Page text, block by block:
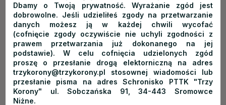
Przejeżdżając Velo Dunajec nie można przejść obojętnie
także obokCzerwonego Klasztoruznajdującego się na
terenie Słowacji. To jedna z najsłynniejszych budowli
sakralnych Pienin, której wyjątkową ozdobą jest piękny
gotycki Kościół Św. Antoniego z końca XIV wieku. Warto
zwiedzić także Pawilon Wystawowy Pienińskiego Parku
Narodowego, Uzdrowisko Szczawnica, Park Etnograficzny
w Nowym Sączu, Zamek Tropsztyn oraz wdrapać się na
Dbamy o Twoją prywatność. Wyrażanie zgód jest
dobrowolne. Jeśli udzieliłeś zgody na przetwarzanie
danych możesz ją w każdej chwili wycofać
(cofnięcie zgody oczywiście nie uchyli zgodności z
prawem przetwarzania już dokonanego na jej
podstawie). W celu cofnięcia udzielonych zgód
proszę o przesłanie drogą elektorniczną na adres
trzykorony@trzykorony.pl stosownej wiadomości lub
przesłanie pisma na adres Schronisko PTTK "Trzy
Korony" ul. Sobczańska 91, 34-443 Sromowce
Niżne.